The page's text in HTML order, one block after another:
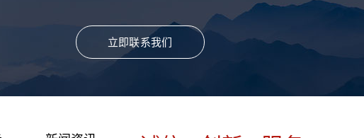
立即联系我们